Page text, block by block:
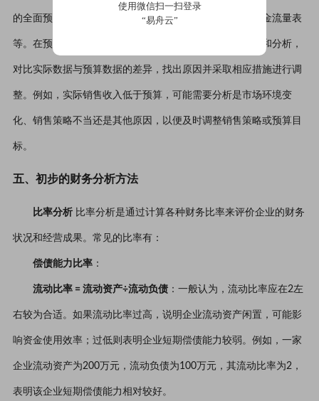
的全面预算，包括预算利润表、预算资产负债表和预算现金流量表
等。在预算执行过程中，要定期对预算执行情况进行监控和分析，
对比实际数据与预算数据的差异，找出原因并采取相应措施进行调
整。例如，实际销售收入低于预算，可能需要分析是市场环境变
化、销售策略不当还是其他原因，以便及时调整销售策略或预算目
标。
五、初步的财务分析方法
比率分析比率分析是通过计算各种财务比率来评价企业的财务
状况和经营成果。常见的比率有：
偿债能力比率：
流动比率 = 流动资产÷流动负债：一般认为，流动比率应在2左
右较为合适。如果流动比率过高，说明企业流动资产闲置，可能影
响资金使用效率；过低则表明企业短期偿债能力较弱。例如，一家
企业流动资产为200万元，流动负债为100万元，其流动比率为2，
表明该企业短期偿债能力相对较好。